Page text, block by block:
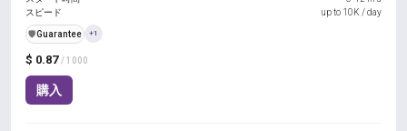
$ 0.87 / 1000
購入
スピード
up to 10K / day
️🛡️Guarantee +1